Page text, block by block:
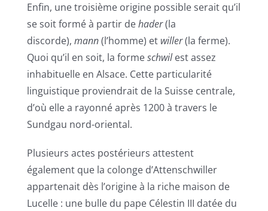
Enfin, une troisième origine possible serait qu’il
se soit formé à partir dehader(la
discorde), mann(l’homme) et willer(la ferme).
Quoi qu’il en soit, la formeschwilest assez
inhabituelle en Alsace. Cette particularité
linguistique proviendrait de la Suisse centrale,
d’où elle a rayonné après 1200 à travers le
Sundgau nord-oriental.
Plusieurs actes postérieurs attestent
également que la colonge d’Attenschwiller
appartenait dès l’origine à la riche maison de
Lucelle : une bulle du pape Célestin III datée du